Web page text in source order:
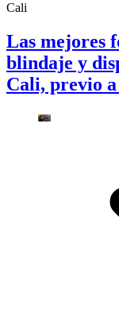
Cali
Las mejores
blindaje y
Cali, previo a